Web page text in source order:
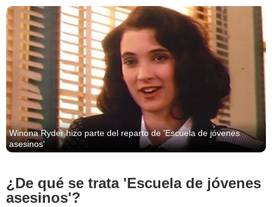
Winona Ryder hizo parte del reparto de 'Escuela de jóvenes
asesinos'
¿De qué se trata 'Escuela de jóvenes
asesinos'?